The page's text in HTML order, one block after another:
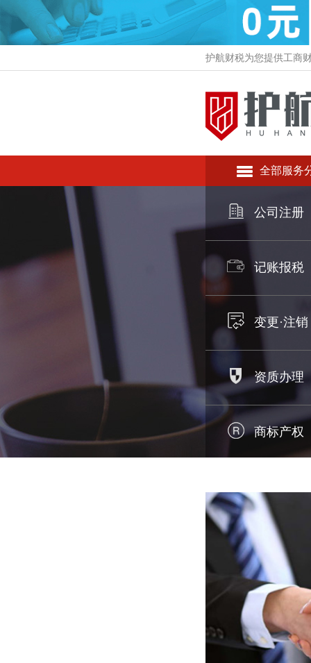
护航财税为您提供工商
全部服务
公司注册
记账报税
变更·注销
资质办理
商标产权